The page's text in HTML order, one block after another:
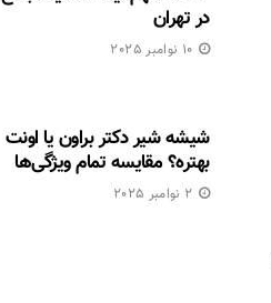
در تهران
10 نوامبر 2025
شیشه شیر دکتر براون یا اونت
بهتره؟ مقایسه تمام ویژگی‌ها
2 نوامبر 2025